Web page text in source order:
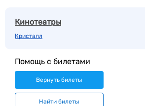
Кинотеатры
Кристалл
Помощь с билетами
Вернуть билеты
Найти билеты